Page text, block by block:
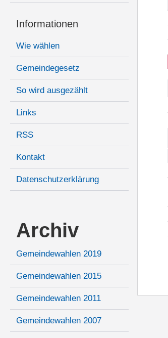
Informationen
Wie wählen
Gemeindegesetz
So wird ausgezählt
Links
RSS
Kontakt
Datenschutzerklärung
Archiv
Gemeindewahlen 2019
Gemeindewahlen 2015
Gemeindewahlen 2011
Gemeindewahlen 2007